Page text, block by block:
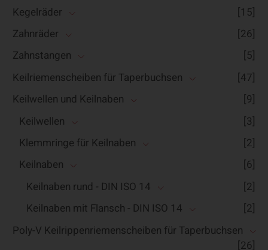
Kegelräder
[15]
Zahnräder
[26]
Zahnstangen
[5]
Keilriemenscheiben für Taperbuchsen
[47]
Keilwellen und Keilnaben
[9]
Keilwellen
[3]
Klemmringe für Keilnaben
[2]
Keilnaben
[6]
Keilnaben rund - DIN ISO 14
[2]
Keilnaben mit Flansch - DIN ISO 14
[2]
Poly-V Keilrippenriemenscheiben für Taperbuchsen
[26]